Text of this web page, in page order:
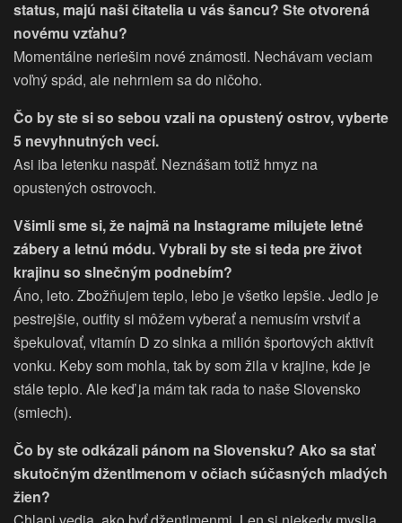
status, majú naši čitatelia u vás šancu? Ste otvorená
novému vzťahu?
Momentálne neriešim nové známosti. Nechávam veciam
voľný spád, ale nehrniem sa do ničoho.
Čo by ste si so sebou vzali na opustený ostrov, vyberte
5 nevyhnutných vecí.
Asi iba letenku naspäť. Neznášam totiž hmyz na
opustených ostrovoch.
Všimli sme si, že najmä na Instagrame milujete letné
zábery a letnú módu. Vybrali by ste si teda pre život
krajinu so slnečným podnebím?
Áno, leto. Zbožňujem teplo, lebo je všetko lepšie. Jedlo je
pestrejšie, outfity si môžem vyberať a nemusím vrstviť a
špekulovať, vitamín D zo slnka a milión športových aktivít
vonku. Keby som mohla, tak by som žila v krajine, kde je
stále teplo. Ale keď ja mám tak rada to naše Slovensko
(smiech).
Čo by ste odkázali pánom na Slovensku? Ako sa stať
skutočným džentlmenom v očiach súčasných mladých
žien?